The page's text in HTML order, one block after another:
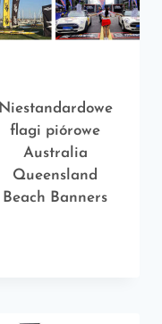
Niestandardowe
flagi piórowe
Australia
Queensland
Beach Banners